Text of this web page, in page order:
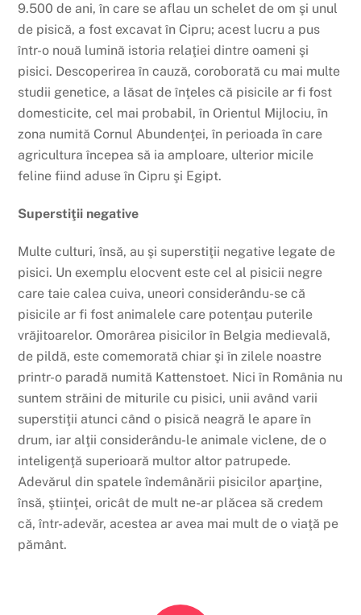
9.500 de ani, în care se aflau un schelet de om şi unul
de pisică, a fost excavat în Cipru; acest lucru a pus
într-o nouă lumină istoria relaţiei dintre oameni şi
pisici. Descoperirea în cauză, coroborată cu mai multe
studii genetice, a lăsat de înţeles că pisicile ar fi fost
domesticite, cel mai probabil, în Orientul Mijlociu, în
zona numită Cornul Abundenţei, în perioada în care
agricultura începea să ia amploare, ulterior micile
feline fiind aduse în Cipru şi Egipt.
Superstiţii negative
Multe culturi, însă, au şi superstiţii negative legate de
pisici. Un exemplu elocvent este cel al pisicii negre
care taie calea cuiva, uneori considerându-se că
pisicile ar fi fost animalele care potenţau puterile
vrăjitoarelor. Omorârea pisicilor în Belgia medievală,
de pildă, este comemorată chiar şi în zilele noastre
printr-o paradă numită Kattenstoet. Nici în România nu
suntem străini de miturile cu pisici, unii având varii
superstiţii atunci când o pisică neagră le apare în
drum, iar alţii considerându-le animale viclene, de o
inteligenţă superioară multor altor patrupede.
Adevărul din spatele îndemânării pisicilor aparţine,
însă, ştiinţei, oricât de mult ne-ar plăcea să credem
că, într-adevăr, acestea ar avea mai mult de o viaţă pe
pământ.